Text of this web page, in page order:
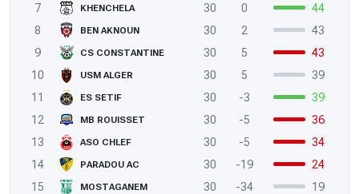
7
KHENCHELA 30 0
44
8
BEN AKNOUN 30 2
43
9
CS CONSTANTINE 30 5
43
10
USM ALGER 30 5
39
11
ES SETIF 30 -3
39
12
MB ROUISSET 30 -5
36
13
ASO CHLEF 30 -5
34
14
PARADOU AC 30 -19
24
15
MOSTAGANEM 30 -34
19